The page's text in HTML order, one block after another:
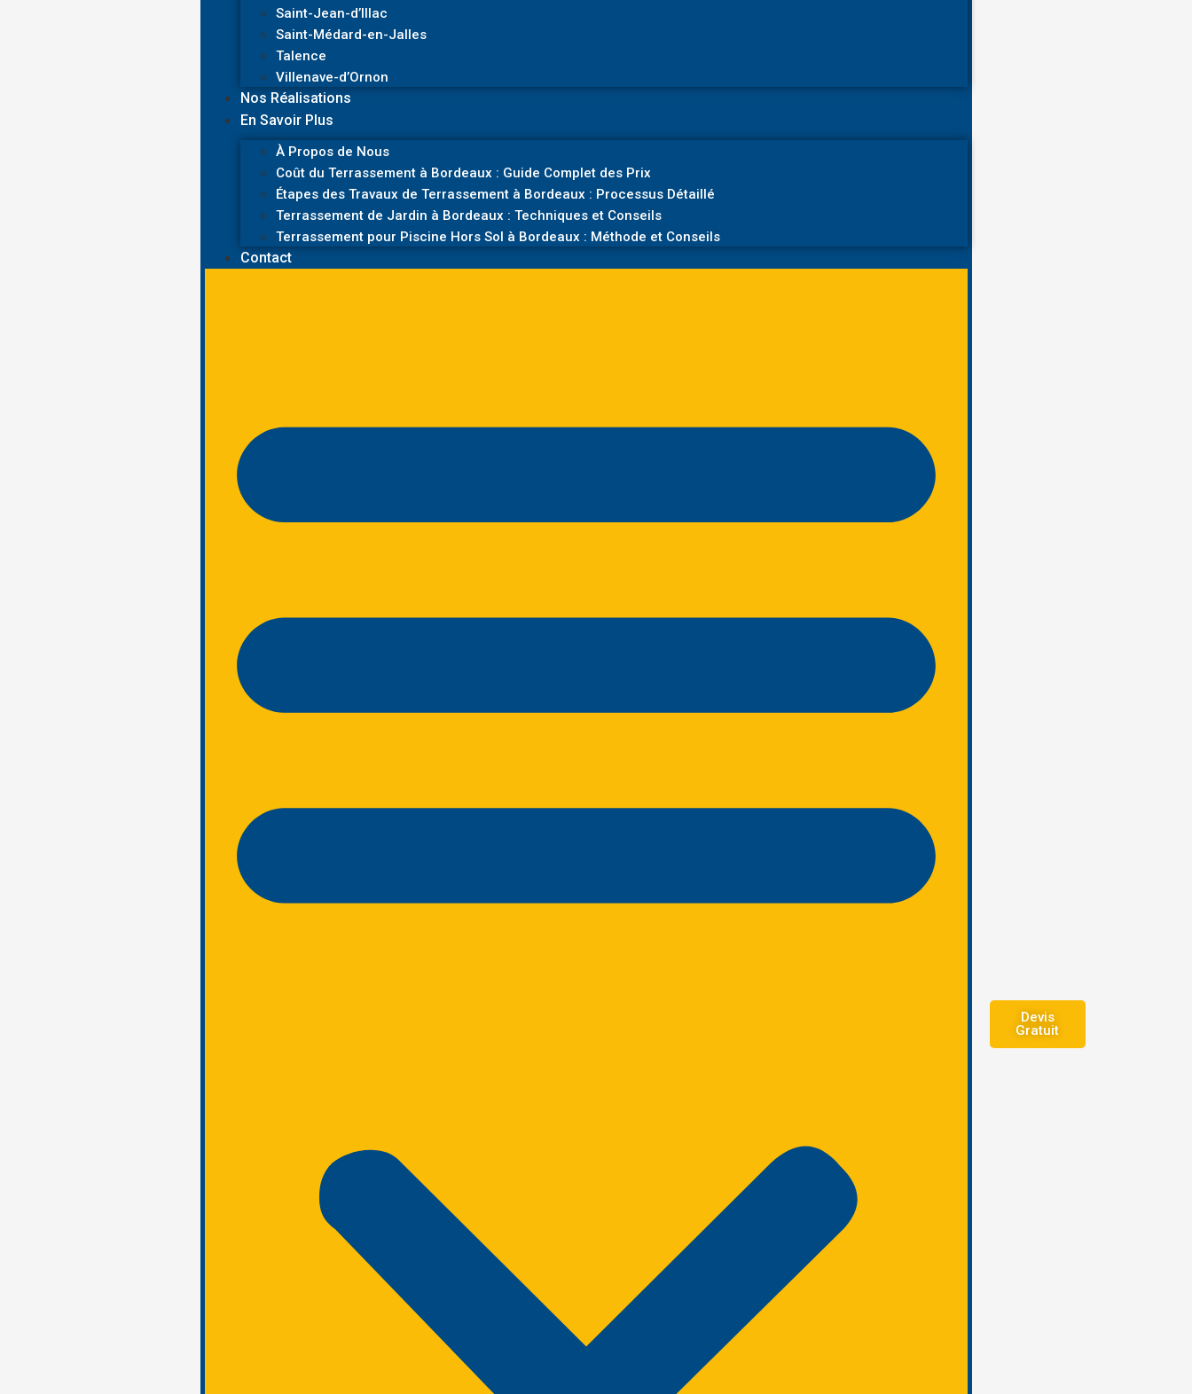
Saint-Jean-d’Illac
Saint-Médard-en-Jalles
Talence
Villenave-d’Ornon
Nos Réalisations
En Savoir Plus
À Propos de Nous
Coût du Terrassement à Bordeaux : Guide Complet des Prix
Étapes des Travaux de Terrassement à Bordeaux : Processus Détaillé
Terrassement de Jardin à Bordeaux : Techniques et Conseils
Terrassement pour Piscine Hors Sol à Bordeaux : Méthode et Conseils
Contact
Devis
Gratuit